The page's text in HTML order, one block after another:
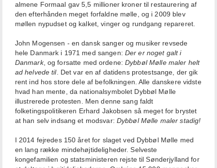
almene Formaal gav 5,5 millioner kroner til restaurering af
den efterhånden meget forfaldne mølle, og i 2009 blev
møllen nypudset og kalket, vinger og rundgang repareret.
John Mogensen - en dansk sanger og musiker revsede
hele Danmark i 1971 med sangen: Der er noget galt i
Danmark, og forsatte med ordene:Dybbøl Mølle maler helt
ad helvede til. Det var en af datidens protestsange, der gik
rent ind hos store dele af befolkningen. Alle danskere vidste
hvad han mente, da nationalsymbolet Dybbøl Mølle
illustrerede protesten. Men denne sang faldt
folketingspolitikeren Erhard Jakobsen så meget for brystet
at han selv indsang et modsvar: Dybbøl Mølle maler stadig!
I 2014 fejredes 150 året for slaget ved Dybbøl Mølle med
en lang række mindehøjtideligheder. Selveste
kongefamilien og statsministeren rejste til Sønderjylland for